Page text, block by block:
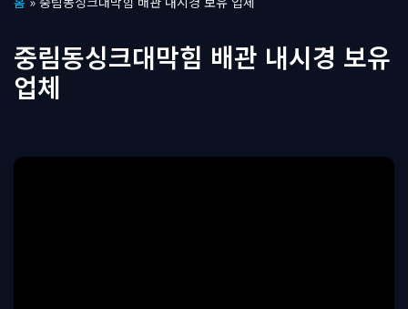
텐
로
건
기
중림동싱크대막힘 배관 내시경 보유
업체